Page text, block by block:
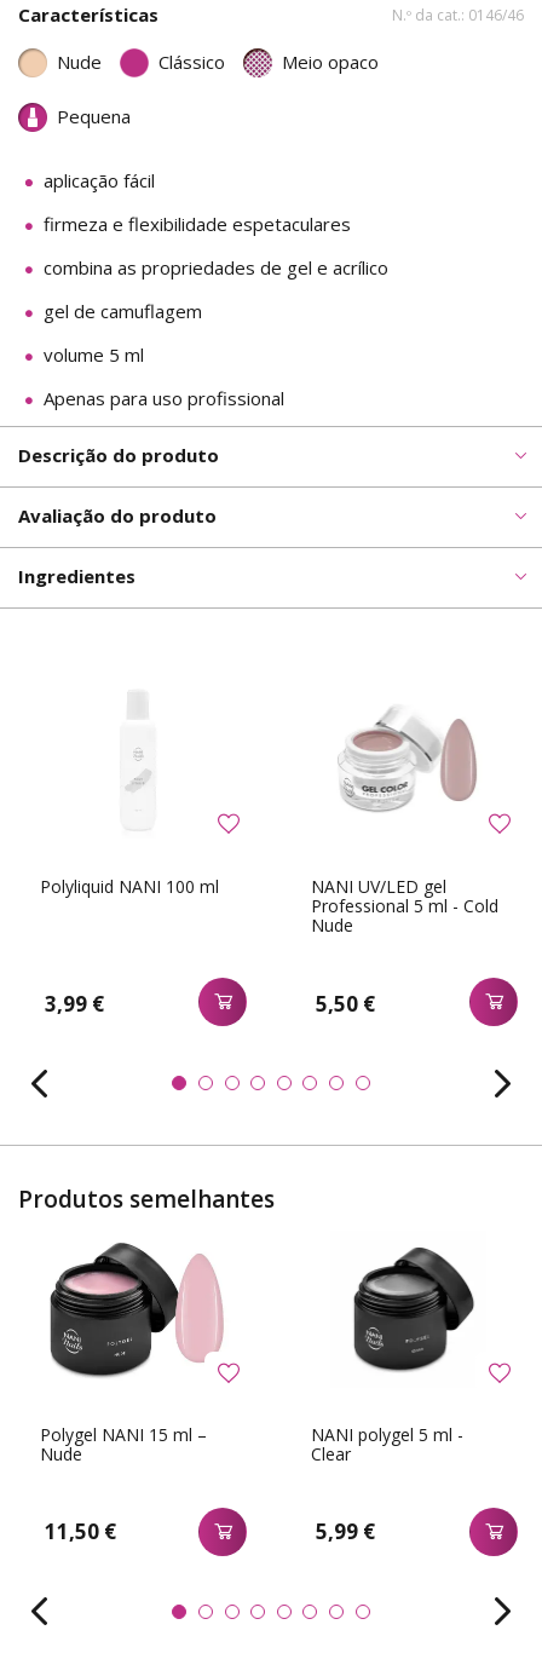
Características N.º da cat.: 0146/46
Nude Clássico Meio opaco
Pequena
aplicação fácil
firmeza e flexibilidade espetaculares
combina as propriedades de gel e acrílico
gel de camuflagem
volume 5 ml
Apenas para uso profissional
Descrição do produto
Avaliação do produto
Ingredientes
Polyliquid NANI 100 ml
3,99 €
NANI UV/LED gel
Professional 5 ml - Cold
Nude
5,50 €
Produtos semelhantes
Polygel NANI 15 ml –
Nude
11,50 €
NANI polygel 5 ml -
Clear
5,99 €